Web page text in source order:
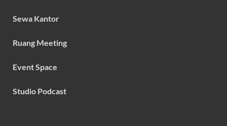
Sewa Kantor
Ruang Meeting
Event Space
Studio Podcast